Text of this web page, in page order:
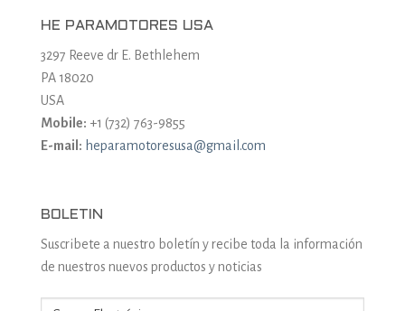
HE PARAMOTORES USA
3297 Reeve dr E. Bethlehem
PA 18020
USA
Mobile: +1 (732) 763-9855
E-mail: heparamotoresusa@gmail.com
BOLETIN
Suscribete a nuestro boletín y recibe toda la información
de nuestros nuevos productos y noticias